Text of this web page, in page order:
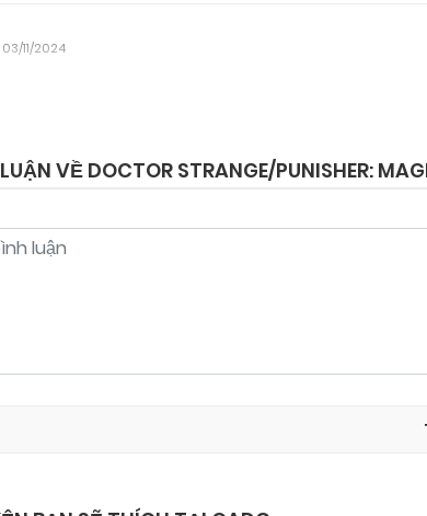
03/11/2024
VỀ DOCTOR STRANGE/PUNISHER: